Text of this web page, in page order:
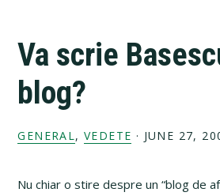
Va scrie
blog?
GENERAL,VEDETE · JUNE 27,
Nu chiar o stire despre un “blog de